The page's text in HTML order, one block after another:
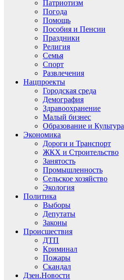
Патриотизм
Погода
Помощь
Пособия и Пенсии
Праздники
Религия
Семья
Спорт
Развлечения
Нацпроекты
Городская среда
Демография
Здравоохранение
Малый бизнес
Образование и Культура
Экономика
Дороги и Транспорт
ЖКХ и Строительство
Занятость
Промышленность
Сельское хозяйство
Экология
Политика
Выборы
Депутаты
Законы
Происшествия
ДТП
Криминал
Пожары
Скандал
Дзен.Новости